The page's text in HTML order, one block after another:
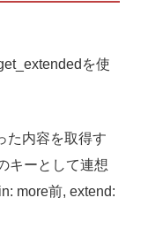
を使
た内容を取得す
キーとして連想
more前, extend: